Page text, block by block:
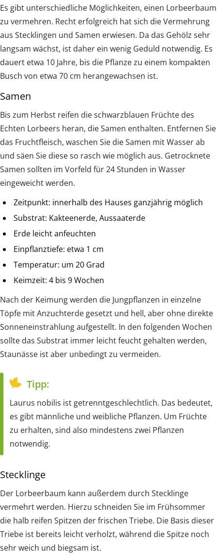
Es gibt unterschiedliche Möglichkeiten, einen Lorbeerbaum
zu vermehren. Recht erfolgreich hat sich die Vermehrung
aus Stecklingen und Samen erwiesen. Da das Gehölz sehr
langsam wächst, ist daher ein wenig Geduld notwendig. Es
dauert etwa 10 Jahre, bis die Pflanze zu einem kompakten
Busch von etwa 70 cm herangewachsen ist.
Samen
Bis zum Herbst reifen die schwarzblauen Früchte des
Echten Lorbeers heran, die Samen enthalten. Entfernen Sie
das Fruchtfleisch, waschen Sie die Samen mit Wasser ab
und säen Sie diese so rasch wie möglich aus. Getrocknete
Samen sollten im Vorfeld für 24 Stunden in Wasser
eingeweicht werden.
Zeitpunkt: innerhalb des Hauses ganzjährig möglich
Substrat: Kakteenerde, Aussaaterde
Erde leicht anfeuchten
Einpflanztiefe: etwa 1 cm
Temperatur: um 20 Grad
Keimzeit: 4 bis 9 Wochen
Nach der Keimung werden die Jungpflanzen in einzelne
Töpfe mit Anzuchterde gesetzt und hell, aber ohne direkte
Sonneneinstrahlung aufgestellt. In den folgenden Wochen
sollte das Substrat immer leicht feucht gehalten werden,
Staunässe ist aber unbedingt zu vermeiden.
Tipp:
Laurus nobilis ist getrenntgeschlechtlich. Das bedeutet,
es gibt männliche und weibliche Pflanzen. Um Früchte
zu erhalten, sind also mindestens zwei Pflanzen
notwendig.
Stecklinge
Der Lorbeerbaum kann außerdem durch Stecklinge
vermehrt werden. Hierzu schneiden Sie im Frühsommer
die halb reifen Spitzen der frischen Triebe. Die Basis dieser
Triebe ist bereits leicht verholzt, während die Spitze noch
sehr weich und biegsam ist.